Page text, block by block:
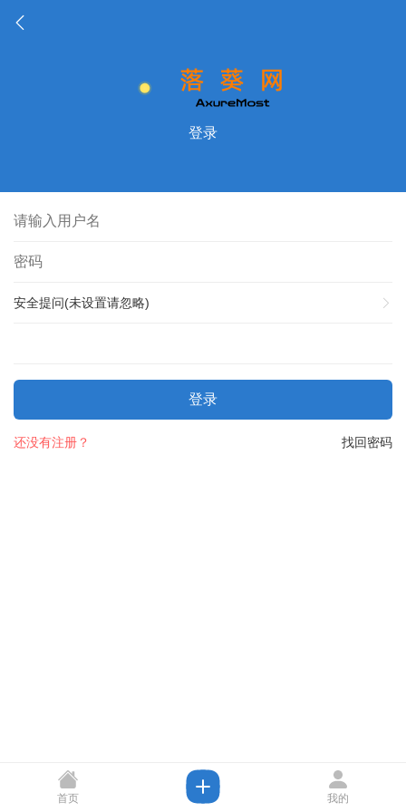
登录
安全提问(未设置请忽略)
登录
找回密码
还没有注册？
首页 我的